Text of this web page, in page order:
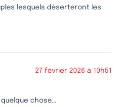
lesquels déserteront les
27 février 2026 à 10h51
quelque chose…